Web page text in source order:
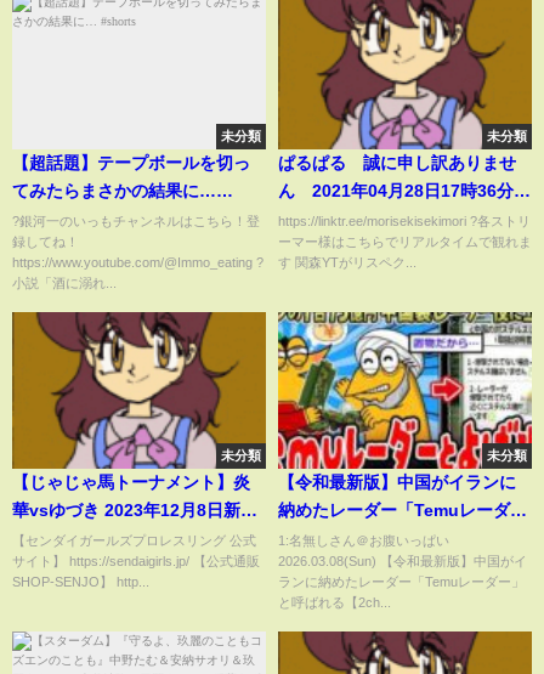
未分類
【超話題】テープボールを切っ
てみたらまさかの結果に…
#shorts
?銀河一のいっもチャンネルはこちら！登
録してね！
https://www.youtube.com/@Immo_eating ?
小説「酒に溺れ...
未分類
ぱるぱる 誠に申し訳ありませ
ん 2021年04月28日17時36分
35秒
https://linktr.ee/morisekisekimori ?各ストリ
ーマー様はこちらでリアルタイムで観れま
す 関森YTがリスペク...
未分類
【じゃじゃ馬トーナメント】炎
華vsゆづき 2023年12月8日新木
場
【センダイガールズプロレスリング 公式
サイト】 https://sendaigirls.jp/ 【公式通販
SHOP-SENJO】 http...
未分類
【令和最新版】中国がイランに
納めたレーダー「Temuレーダ
ー」と呼ばれる【2ch面白いス
レ】
1:名無しさん＠お腹いっぱい
2026.03.08(Sun) 【令和最新版】中国がイ
ランに納めたレーダー「Temuレーダー」
と呼ばれる【2ch...